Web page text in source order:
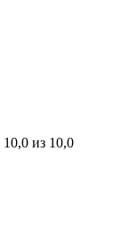
10,0 из 10,0